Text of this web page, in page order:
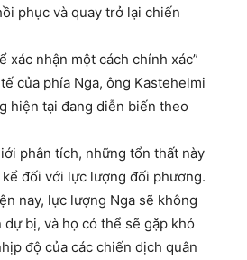
phục và quay trở lại chiến
xác nhận một cách chính xác”
của phía Nga, ông Kastehelmi
hiện tại đang diễn biến theo
phân tích, những tổn thất này
đối với lực lượng đối phương.
nay, lực lượng Nga sẽ không
bị, và họ có thể sẽ gặp khó
độ của các chiến dịch quân